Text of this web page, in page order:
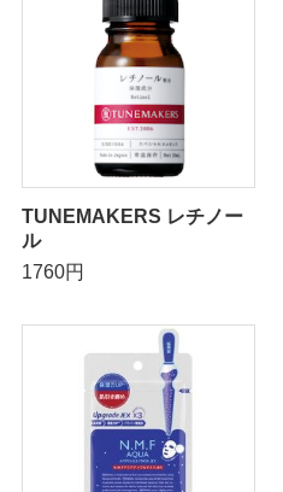
TUNEMAKERS レチノー
ル
1760円